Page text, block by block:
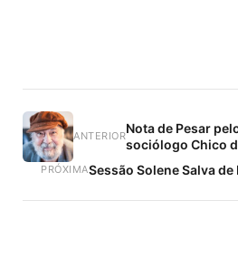
ANTERIORNota de Pesar
sociólogo Chico
PRÓXIMASessão Solene Salva